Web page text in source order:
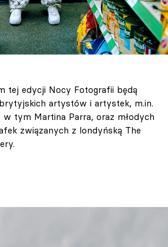
tej edycji Nocy Fotografii będą
artystów i artystek, m.in.
tym Martina Parra, oraz młodych
związanych z londyńską The